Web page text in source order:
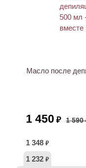
Масло после
1 450 ₽ 1 590
1 348 ₽
1 232 ₽